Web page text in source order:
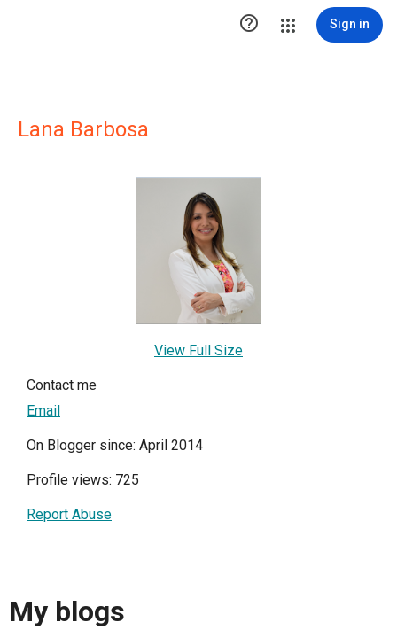
 Sign in
Lana Barbosa
View Full Size
Contact me
Email
On Blogger since: April 2014
Profile views: 725
Report Abuse
My blogs